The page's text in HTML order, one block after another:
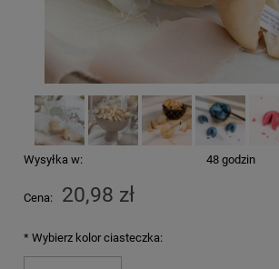
Wysyłka w: 48 godzin
Cena: 20,98 zł
* Wybierz kolor ciasteczka: